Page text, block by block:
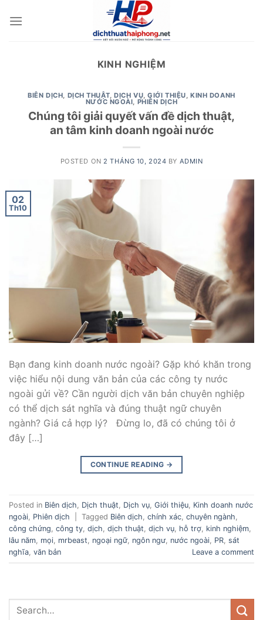
KINH NGHIỆM
BIÊN DỊCH, DỊCH THUẬT,DỊCH VỤ,GIỚI THIỆU,KINH DOANH
NƯỚC NGOÀI, PHIÊN DỊCH
Chúng tôi giải quyết vấn đề dịch thuật,
an tâm kinh doanh ngoài nước
POSTED ON 2 THÁNG 10, 2024 BY ADMIN
02
Th10
Bạn đang kinh doanh nước ngoài? Gặp khó khăn trong
việc hiểu nội dung văn bản của các công ty nước
ngoài gửi về? Cần người dịch văn bản chuyên nghiệp
có thể dịch sát nghĩa và đúng thuật ngữ chuyên
ngành? Giá cả hợp lý? Đừng lo, đã có chúng tôi ở
đây […]
CONTINUE READING →
Posted in Biên dịch Dịch thuật Dịch vụ Giới thiệu Kinh doanh nước
ngoài Phiên dịch Tagged Biên dịch chính xác chuyên ngành
công chứng công ty dịch dịch thuật dịch vụ hỗ trợ kinh nghiệm
lâu năm mọi mrbeast ngoại ngữ ngôn ngư nước ngoài PR sát
nghĩa văn bản Leave a comment